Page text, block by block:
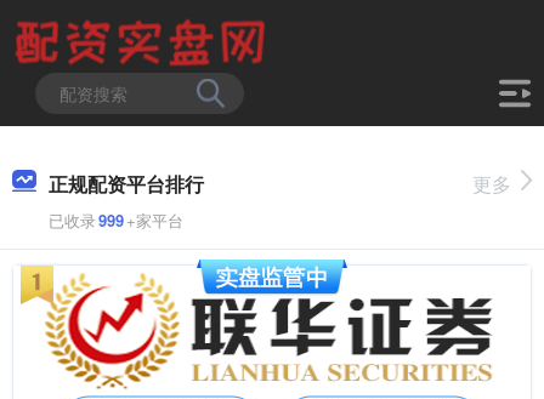
正规配资平台排行
已收录999+家平台
更多